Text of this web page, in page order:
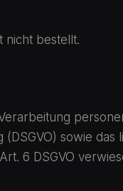
nicht bestellt.
sowie das
6 DSGVO